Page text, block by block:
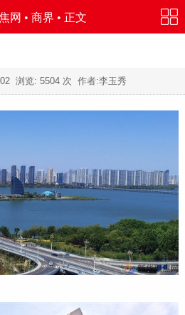
网 • 商界 • 正文
浏览: 5504 次 作者:李玉秀